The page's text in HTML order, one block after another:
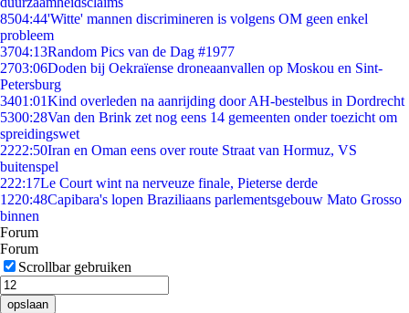
8504:44'Witte' mannen discrimineren is volgens OM geen enkel
probleem
3704:13Random Pics van de Dag #1977
2703:06Doden bij Oekraïense droneaanvallen op Moskou en Sint-
Petersburg
3401:01Kind overleden na aanrijding door AH-bestelbus in Dordrecht
5300:28Van den Brink zet nog eens 14 gemeenten onder toezicht om
spreidingswet
2222:50Iran en Oman eens over route Straat van Hormuz, VS
buitenspel
222:17Le Court wint na nerveuze finale, Pieterse derde
1220:48Capibara's lopen Braziliaans parlementsgebouw Mato Grosso
binnen
Forum
Forum
Scrollbar gebruiken
opslaan